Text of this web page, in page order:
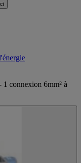
connexion 6mm² à